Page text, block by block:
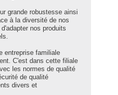
grande robustesse ainsi
à la diversité de nos
nos produits
entreprise familiale
C'est dans cette filiale
les normes de qualité
de qualité
divers et